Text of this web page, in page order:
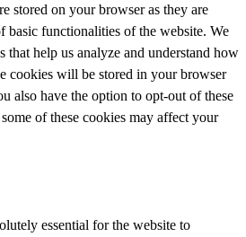
stored on your browser as they are
basic functionalities of the website. We
that help us analyze and understand how
cookies will be stored in your browser
also have the option to opt-out of these
of these cookies may affect your
essential for the website to